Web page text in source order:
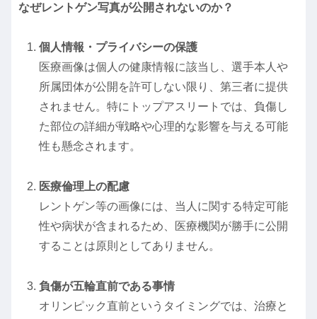
なぜレントゲン写真が公開されないのか？
個人情報・プライバシーの保護
医療画像は個人の健康情報に該当し、選手本人や
所属団体が公開を許可しない限り、第三者に提供
されません。特にトップアスリートでは、負傷し
た部位の詳細が戦略や心理的な影響を与える可能
性も懸念されます。
医療倫理上の配慮
レントゲン等の画像には、当人に関する特定可能
性や病状が含まれるため、医療機関が勝手に公開
することは原則としてありません。
負傷が五輪直前である事情
オリンピック直前というタイミングでは、治療と